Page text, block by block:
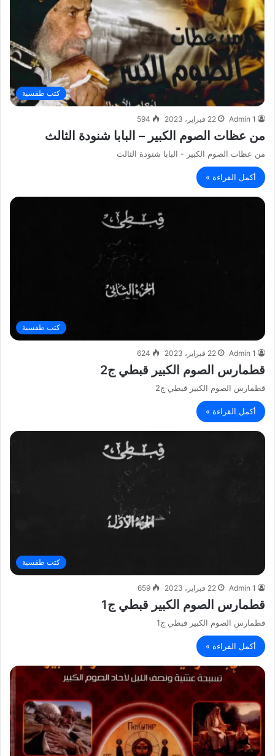
كتب طقسية
Admin 1 22 فبراير، 2023 594
من عظات الصوم الكبير – البابا شنودة الثالث
من عظات الصوم الكبير - البابا شنودة الثالث
أكمل القراءة »
كتب طقسية
Admin 1 22 فبراير، 2023 624
قطمارس الصوم الكبير قبطي ج2
قطمارس الصوم الكبير قبطي ج2
أكمل القراءة »
كتب طقسية
Admin 1 22 فبراير، 2023 659
قطمارس الصوم الكبير قبطي ج1
قطمارس الصوم الكبير قبطي ج1
أكمل القراءة »